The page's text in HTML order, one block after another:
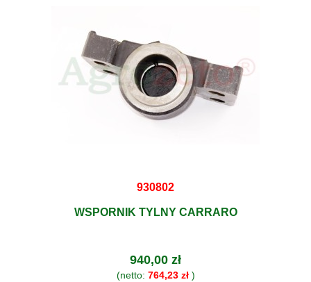
930802
WSPORNIK TYLNY CARRARO
940,00 zł
(netto: 764,23 zł)